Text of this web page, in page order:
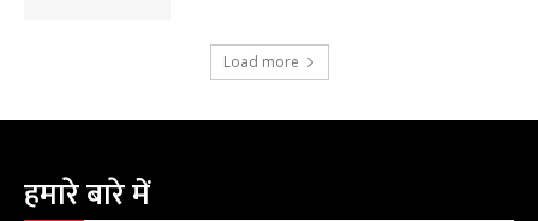
Load more
हमारे बारे में